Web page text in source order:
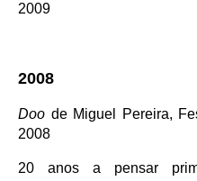
2009
2008
Doo de Miguel Pereira,
2008
20 anos a pensar